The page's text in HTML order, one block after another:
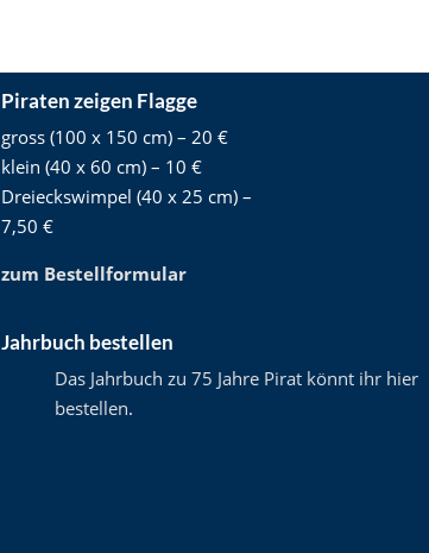
Piraten zeigen Flagge
gross (100 x 150 cm) – 20 €
klein (40 x 60 cm) – 10 €
Dreieckswimpel (40 x 25 cm) –
7,50 €
zum Bestellformular
Jahrbuch bestellen
Das Jahrbuch zu 75 Jahre Pirat könnt ihr hier
bestellen.